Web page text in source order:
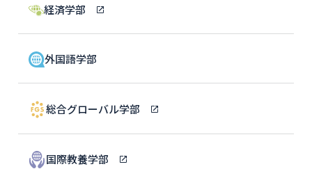
経済学部
外国語学部
総合グローバル学部
国際教養学部